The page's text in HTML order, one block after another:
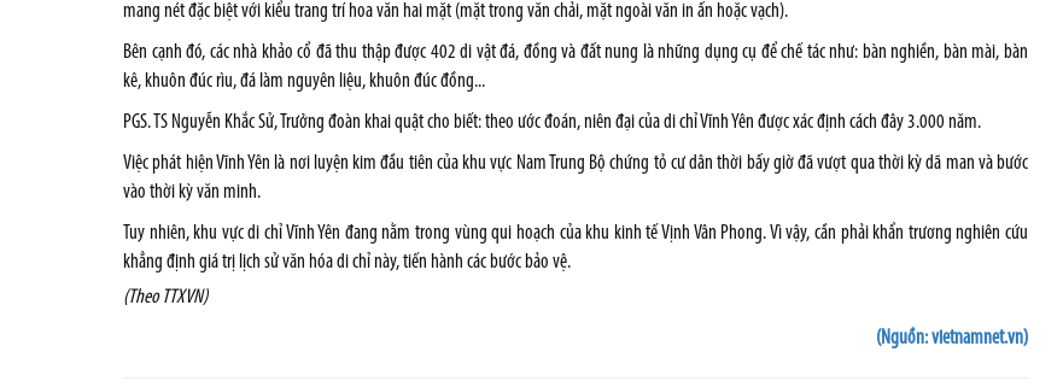
mang nét đặc biệt với kiểu trang trí hoa văn hai mặt (mặt trong văn chải, mặt ngoài văn in ấn hoặc vạch).
Bên cạnh đó, các nhà khảo cổ đã thu thập được 402 di vật đá, đồng và đất nung là những dụng cụ để chế tác như: bàn nghiền, bàn mài, bàn
kê, khuôn đúc rìu, đá làm nguyên liệu, khuôn đúc đồng...
PGS. TS Nguyễn Khắc Sử, Trưởng đoàn khai quật cho biết: theo ước đoán, niên đại của di chỉ Vĩnh Yên được xác định cách đây 3.000 năm.
Việc phát hiện Vĩnh Yên là nơi luyện kim đầu tiên của khu vực Nam Trung Bộ chứng tỏ cư dân thời bấy giờ đã vượt qua thời kỳ dã man và bước
vào thời kỳ văn minh.
Tuy nhiên, khu vực di chỉ Vĩnh Yên đang nằm trong vùng qui hoạch của khu kinh tế Vịnh Vân Phong. Vì vậy, cần phải khẩn trương nghiên cứu
khẳng định giá trị lịch sử văn hóa di chỉ này, tiến hành các bước bảo vệ.
(Theo TTXVN)
(Nguồn: vietnamnet.vn)